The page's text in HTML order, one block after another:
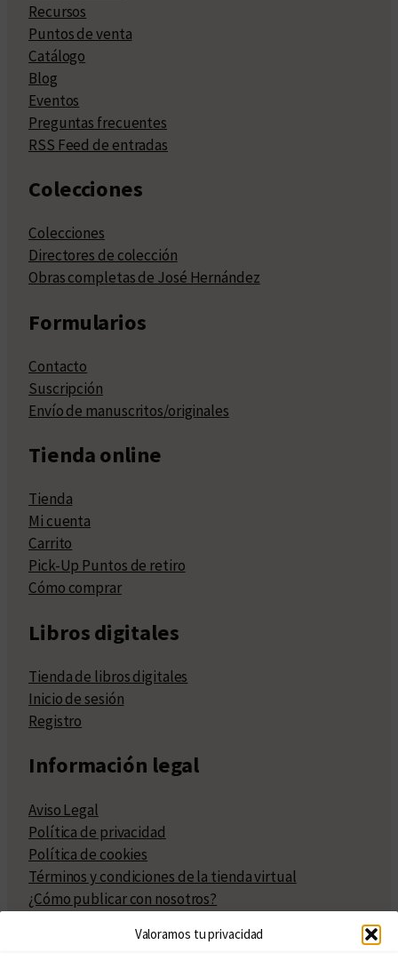
Valoramos tu privacidad
Recursos
Puntos de venta
Catálogo
Blog
Eventos
Preguntas frecuentes
RSS Feed de entradas
Colecciones
Colecciones
Directores de colección
Obras completas de José Hernández
Formularios
Contacto
Suscripción
Envío de manuscritos/originales
Tienda online
Tienda
Mi cuenta
Carrito
Pick-Up Puntos de retiro
Cómo comprar
Libros digitales
Tienda de libros digitales
Inicio de sesión
Registro
Información legal
Aviso Legal
Política de privacidad
Política de cookies
Términos y condiciones de la tienda virtual
¿Cómo publicar con nosotros?
Políticas de publicación